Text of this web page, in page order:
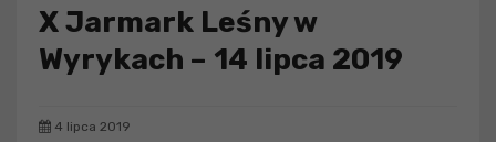
X Jarmark Leśny w
Wyrykach – 14 lipca 2019
4 lipca 2019